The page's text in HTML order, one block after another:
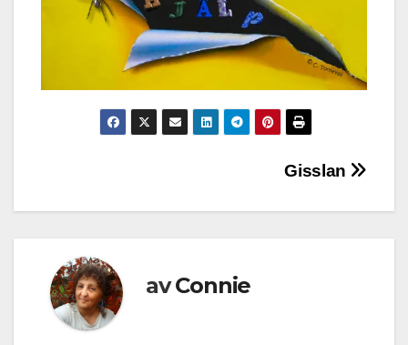
InläggsnavigeringGisslan
avConnie